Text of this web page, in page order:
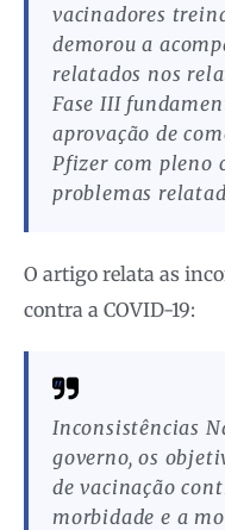
vacinadores
demorou a
relatados nos
Fase III
aprovação de
Pfizer com pleno
problemas
O artigo relata as
contra a COVID-19:
Inconsistências
governo, os
de vacinação
morbidade e a